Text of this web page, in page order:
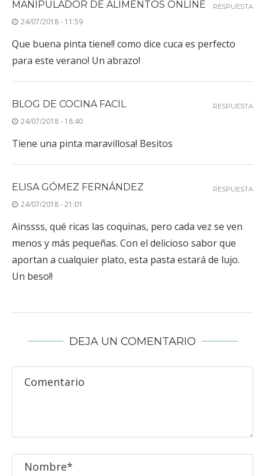
MANIPULADOR DE ALIMENTOS ONLINE
24/07/2018 - 11:59
Que buena pinta tiene!! como dice cuca es perfecto
para este verano! Un abrazo!
RESPUESTA
BLOG DE COCINA FACIL
24/07/2018 - 18:40
Tiene una pinta maravillosa! Besitos
RESPUESTA
ELISA GÓMEZ FERNÁNDEZ
24/07/2018 - 21:01
Ainssss, qué ricas las coquinas, pero cada vez se ven
menos y más pequeñas. Con el delicioso sabor que
aportan a cualquier plato, esta pasta estará de lujo.
Un beso!!
RESPUESTA
DEJA UN COMENTARIO